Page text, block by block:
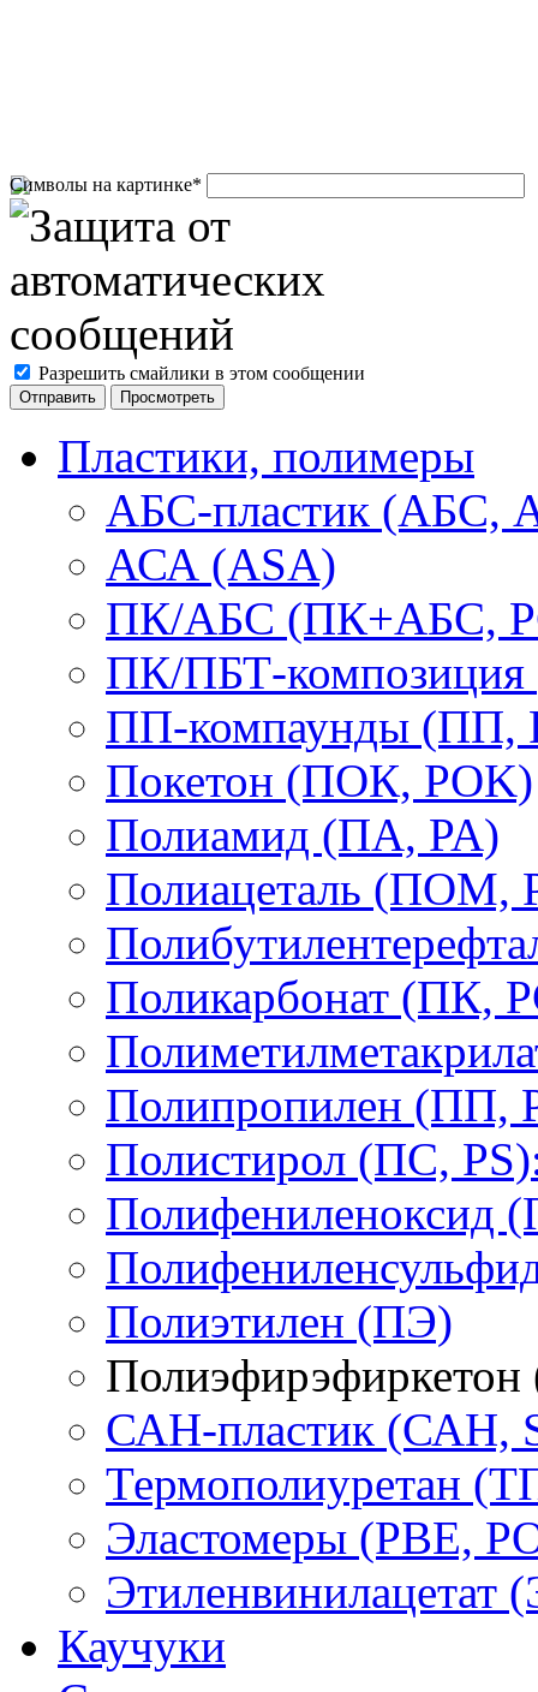
Символы на картинке*
Разрешить смайлики в этом сообщении
Пластики, полимеры
АБС-пластик (АБС,
АСА (ASA)
ПК/АБС (ПК+АБС,
ПК/ПБТ-композиция
ПП-компаунды (ПП,
Покетон (ПОК, POK)
Полиамид (ПА, PA)
Полиацеталь (ПОМ,
Поликарбонат (ПК,
Полипропилен (ПП,
Полистирол (ПС,
Полифениленоксид
Полиэтилен (ПЭ)
САН-пластик (САН,
Термополиуретан
Эластомеры (PBE,
Этиленвинилацетат
Каучуки